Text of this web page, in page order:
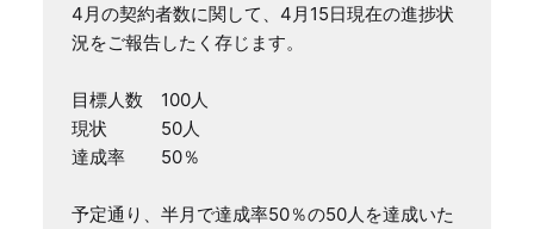
4月の契約者数に関して、4月15日現在の進捗状
況をご報告したく存じます。
目標人数　100人
現状　　　50人
達成率　　50％
予定通り、半月で達成率50％の50人を達成いた